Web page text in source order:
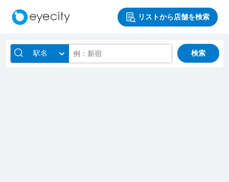
リストから店舗を検索
駅名 検索